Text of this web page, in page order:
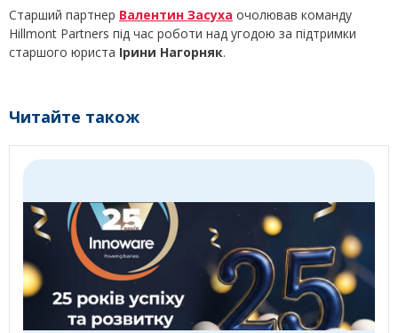
Старший партнер Валентин Засуха очолював команду
Hillmont Partners під час роботи над угодою за підтримки
старшого юриста Ірини Нагорняк.
Читайте також